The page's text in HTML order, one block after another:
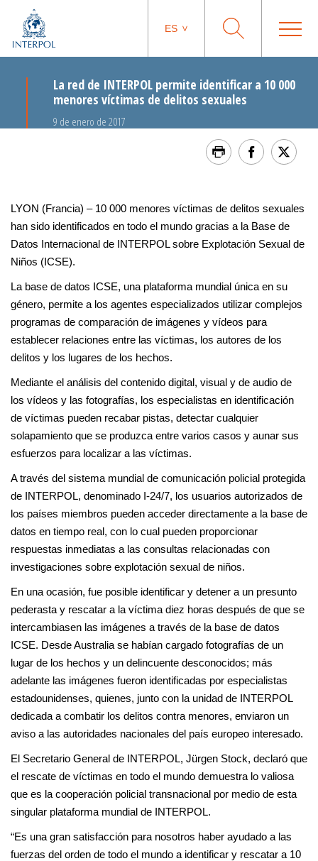
ES
La red de INTERPOL permite identificar a 10 000
menores víctimas de delitos sexuales
9 de enero de 2017
LYON (Francia) – 10 000 menores víctimas de delitos sexuales
han sido identificados en todo el mundo gracias a la Base de
Datos Internacional de INTERPOL sobre Explotación Sexual de
Niños (ICSE).
La base de datos ICSE, una plataforma mundial única en su
género, permite a los agentes especializados utilizar complejos
programas de comparación de imágenes y vídeos para
establecer relaciones entre las víctimas, los autores de los
delitos y los lugares de los hechos.
Mediante el análisis del contenido digital, visual y de audio de
los vídeos y las fotografías, los especialistas en identificación
de víctimas pueden recabar pistas, detectar cualquier
solapamiento que se produzca entre varios casos y aunar sus
esfuerzos para localizar a las víctimas.
A través del sistema mundial de comunicación policial protegida
de INTERPOL, denominado I-24/7, los usuarios autorizados de
los países miembros pueden acceder directamente a la base de
datos en tiempo real, con lo cual pueden proporcionar
respuestas inmediatas a las consultas relacionadas con
investigaciones sobre explotación sexual de niños.
En una ocasión, fue posible identificar y detener a un presunto
pederasta y rescatar a la víctima diez horas después de que se
intercambiasen las imágenes a través de la base de datos
ICSE. Desde Australia se habían cargado fotografías de un
lugar de los hechos y un delincuente desconocidos; más
adelante las imágenes fueron identificadas por especialistas
estadounidenses, quienes, junto con la unidad de INTERPOL
dedicada a combatir los delitos contra menores, enviaron un
aviso a las autoridades nacionales del país europeo interesado.
El Secretario General de INTERPOL, Jürgen Stock, declaró que
el rescate de víctimas en todo el mundo demuestra lo valiosa
que es la cooperación policial transnacional por medio de esta
singular plataforma mundial de INTERPOL.
“Es una gran satisfacción para nosotros haber ayudado a las
fuerzas del orden de todo el mundo a identificar y rescatar a 10